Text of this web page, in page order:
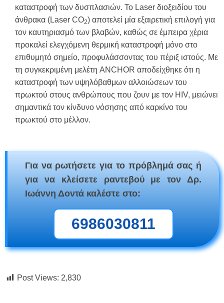
καταστροφή των δυσπλασιών. Το Laser διοξειδίου του
άνθρακα (Laser CO2) αποτελεί μία εξαιρετική επιλογή για
τον καυτηριασμό των βλαβών, καθώς σε έμπειρα χέρια
προκαλεί ελεγχόμενη θερμική καταστροφή μόνο στο
επιθυμητό σημείο, προφυλάσσοντας του πέριξ ιστούς. Με
τη συγκεκριμένη μελέτη ANCHOR αποδείχθηκε ότι η
καταστροφή των υψηλόβαθμων αλλοιώσεων του
πρωκτού στους ανθρώπους που ζουν με τον HIV, μειώνει
σημαντικά τον κίνδυνο νόσησης από καρκίνο του
πρωκτού στο μέλλον.
Για να ρωτήσετε για το πρόβλημά σας ή
για να κλείσετε ραντεβού με τον Δρ.
Ιωάννη Δοντά καλέστε στο:
6986030811
Post Views: 2,830